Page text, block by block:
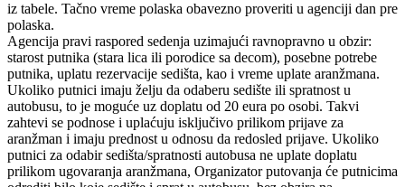
iz tabele. Tačno vreme polaska obavezno proveriti u agenciji dan pre
polaska.
Agencija pravi raspored sedenja uzimajući ravnopravno u obzir:
starost putnika (stara lica ili porodice sa decom), posebne potrebe
putnika, uplatu rezervacije sedišta, kao i vreme uplate aranžmana.
Ukoliko putnici imaju želju da odaberu sedište ili spratnost u
autobusu, to je moguće uz doplatu od 20 eura po osobi. Takvi
zahtevi se podnose i uplaćuju isključivo prilikom prijave za
aranžman i imaju prednost u odnosu da redosled prijave. Ukoliko
putnici za odabir sedišta/spratnosti autobusa ne uplate doplatu
prilikom ugovaranja aranžmana, Organizator putovanja će putnicima